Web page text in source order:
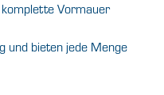
Vormauer
und bieten jede Menge